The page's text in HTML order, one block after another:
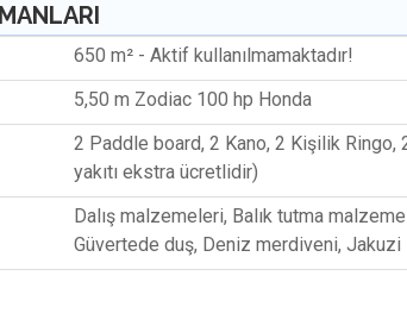
650 m² - Aktif kullanılmamaktadır!
5,50 m Zodiac 100 hp Honda
2 Paddle board, 2 Kano, 2 Kişilik
yakıtı ekstra ücretlidir)
Dalış malzemeleri, Balık tutma
Güvertede duş, Deniz merdiveni, Jakuzi